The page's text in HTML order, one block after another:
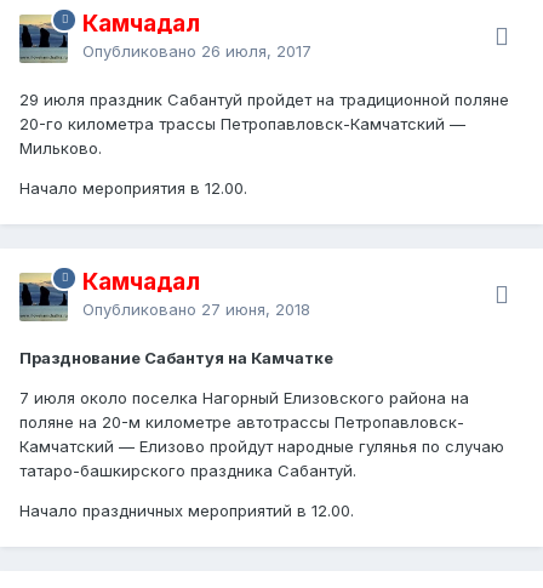
Камчадал
Опубликовано 26 июля, 2017
29 июля праздник Сабантуй пройдет на традиционной поляне
20-го километра трассы Петропавловск-Камчатский —
Мильково.
Начало мероприятия в 12.00.
Камчадал
Опубликовано 27 июня, 2018
Празднование Сабантуя на Камчатке
7 июля около поселка Нагорный Елизовского района на
поляне на 20-м километре автотрассы Петропавловск-
Камчатский — Елизово пройдут народные гулянья по случаю
татаро-башкирского праздника Сабантуй.
Начало праздничных мероприятий в 12.00.